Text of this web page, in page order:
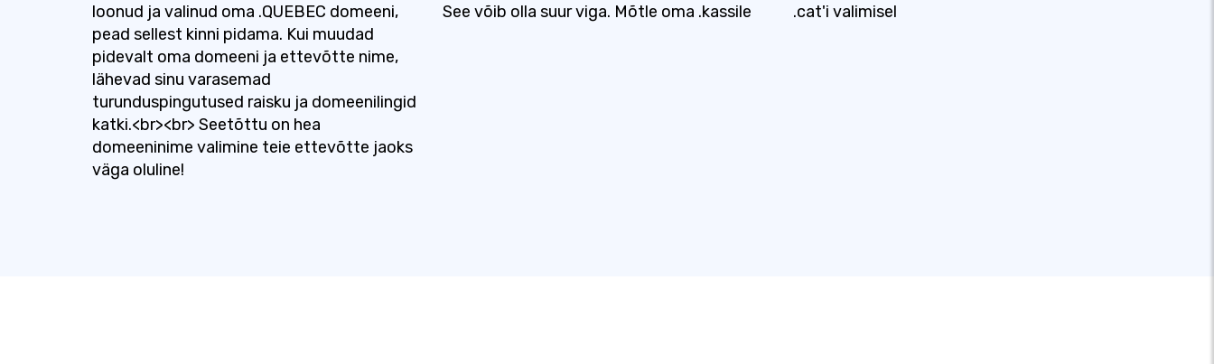
loonud ja valinud oma .QUEBEC domeeni,
pead sellest kinni pidama. Kui muudad
pidevalt oma domeeni ja ettevõtte nime,
lähevad sinu varasemad
turunduspingutused raisku ja domeenilingid
katki.<br><br> Seetõttu on hea
domeeninime valimine teie ettevõtte jaoks
väga oluline!
See võib olla suur viga. Mõtle oma .kassile
.cat'i valimisel